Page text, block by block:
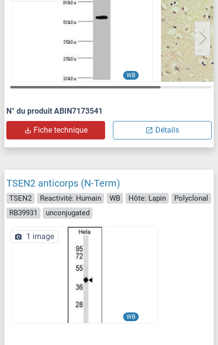
WB
N° du produit ABIN7173541
Fiche technique Détails
TSEN2 anticorps (N-Term)
TSEN2 Reactivité: Humain WB Hôte: Lapin
Polyclonal
RB39931
unconjugated
WB
1 image